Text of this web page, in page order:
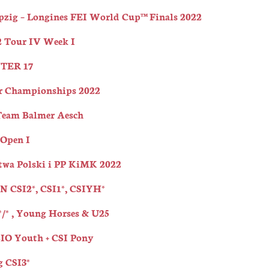
– Longines FEI World Cup™ Finals 2022
Tour IV Week I
17
2022
Balmer Aesch
I
Polski i PP KiMK 2022
CSI2*, CSI1*, CSIYH*
, Young Horses & U25
Youth + CSI Pony
CSI3*